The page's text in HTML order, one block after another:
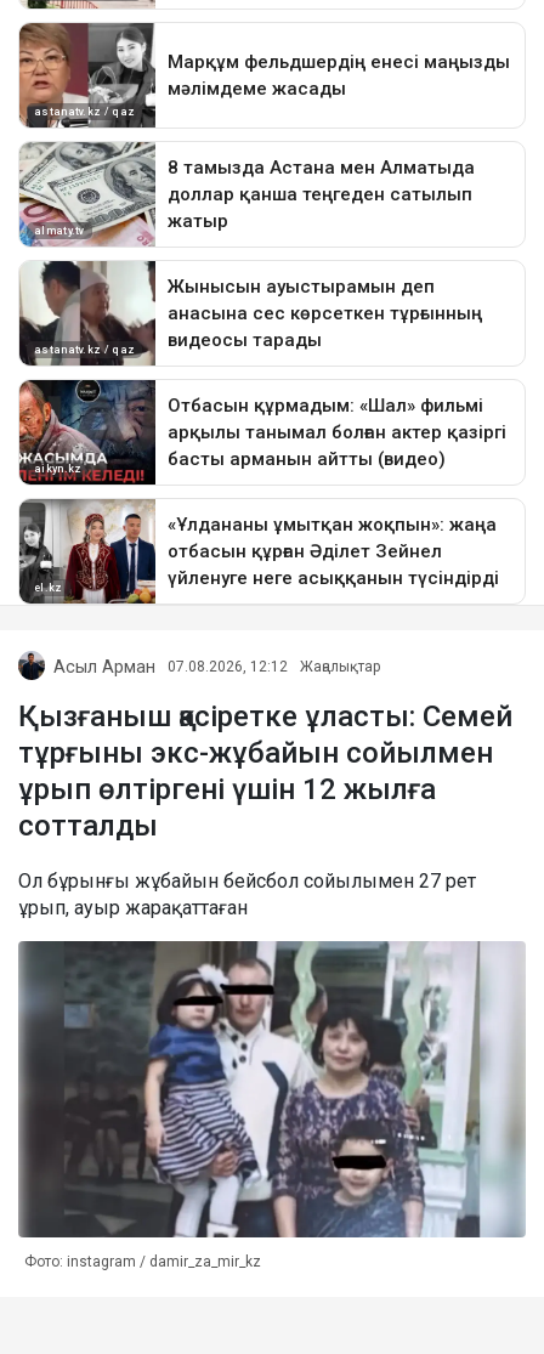
Асыл Арман 07.08.2026, 12:12 Жаңалықтар
Қызғаныш қасіретке ұласты: Семей
тұрғыны экс-жұбайын сойылмен
ұрып өлтіргені үшін 12 жылға
сотталды
Ол бұрынғы жұбайын бейсбол сойылымен 27 рет
ұрып, ауыр жарақаттаған
Фото: instagram / damir_za_mir_kz